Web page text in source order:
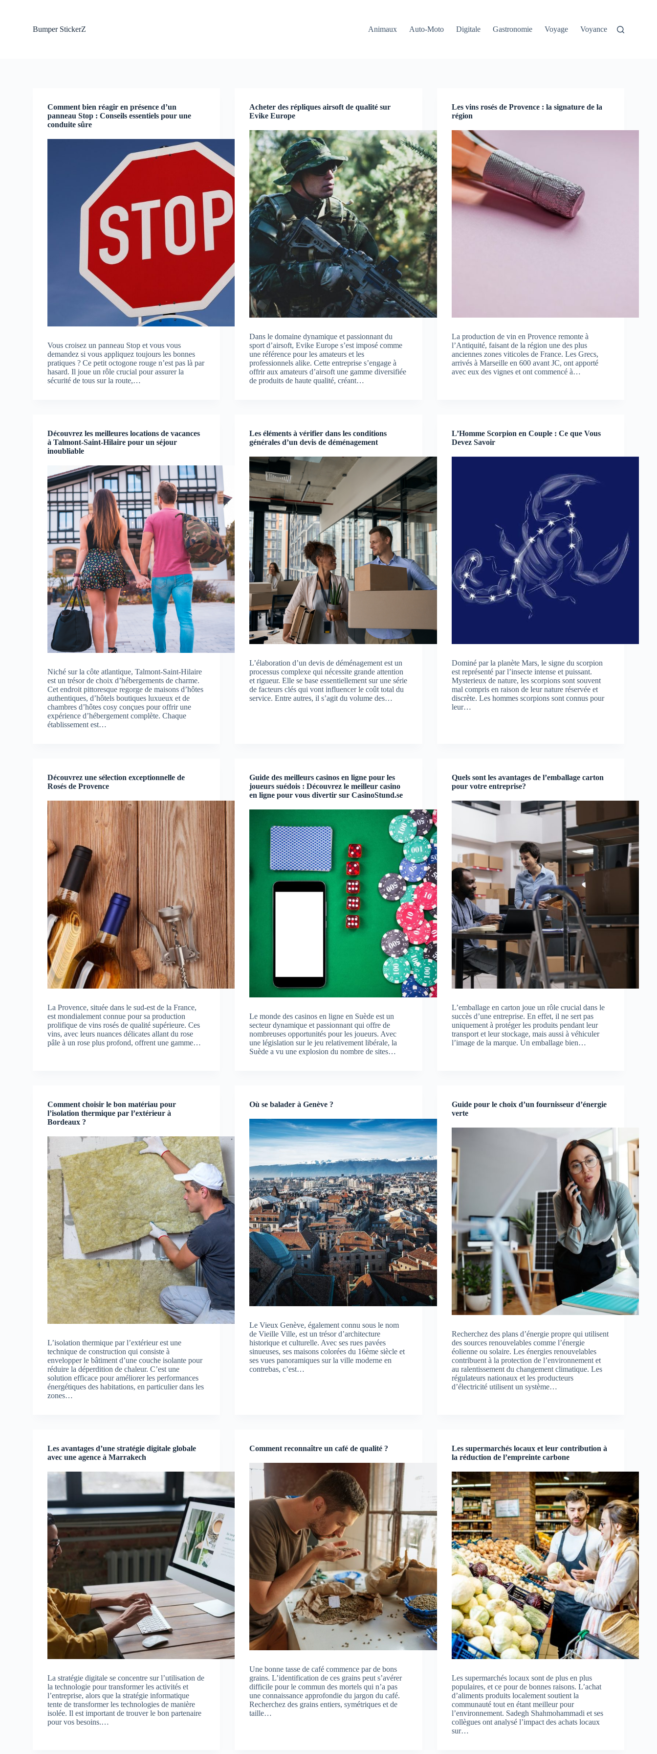
Bumper StickerZ Animaux Auto-Moto Digitale Gastronomie Voyage Voyance
Comment bien réagir en présence d’un
panneau Stop : Conseils essentiels pour une
conduite sûre
Vous croisez un panneau Stop et vous vous
demandez si vous appliquez toujours les bonnes
pratiques ? Ce petit octogone rouge n’est pas là par
hasard. Il joue un rôle crucial pour assurer la
sécurité de tous sur la route,…
Acheter des répliques airsoft de qualité sur
Evike Europe
Dans le domaine dynamique et passionnant du
sport d’airsoft, Evike Europe s’est imposé comme
une référence pour les amateurs et les
professionnels alike. Cette entreprise s’engage à
offrir aux amateurs d’airsoft une gamme diversifiée
de produits de haute qualité, créant…
Les vins rosés de Provence : la signature de la
région
La production de vin en Provence remonte à
l’Antiquité, faisant de la région une des plus
anciennes zones viticoles de France. Les Grecs,
arrivés à Marseille en 600 avant JC, ont apporté
avec eux des vignes et ont commencé à…
Découvrez les meilleures locations de vacances
à Talmont-Saint-Hilaire pour un séjour
inoubliable
Niché sur la côte atlantique, Talmont-Saint-Hilaire
est un trésor de choix d’hébergements de charme.
Cet endroit pittoresque regorge de maisons d’hôtes
authentiques, d’hôtels boutiques luxueux et de
chambres d’hôtes cosy conçues pour offrir une
expérience d’hébergement complète. Chaque
établissement est…
Les éléments à vérifier dans les conditions
générales d’un devis de déménagement
L’élaboration d’un devis de déménagement est un
processus complexe qui nécessite grande attention
et rigueur. Elle se base essentiellement sur une série
de facteurs clés qui vont influencer le coût total du
service. Entre autres, il s’agit du volume des…
L’Homme Scorpion en Couple : Ce que Vous
Devez Savoir
Dominé par la planète Mars, le signe du scorpion
est représenté par l’insecte intense et puissant.
Mysterieux de nature, les scorpions sont souvent
mal compris en raison de leur nature réservée et
discrète. Les hommes scorpions sont connus pour
leur…
Découvrez une sélection exceptionnelle de
Rosés de Provence
La Provence, située dans le sud-est de la France,
est mondialement connue pour sa production
prolifique de vins rosés de qualité supérieure. Ces
vins, avec leurs nuances délicates allant du rose
pâle à un rose plus profond, offrent une gamme…
Guide des meilleurs casinos en ligne pour les
joueurs suédois : Découvrez le meilleur casino
en ligne pour vous divertir sur CasinoStund.se
Le monde des casinos en ligne en Suède est un
secteur dynamique et passionnant qui offre de
nombreuses opportunités pour les joueurs. Avec
une législation sur le jeu relativement libérale, la
Suède a vu une explosion du nombre de sites…
Quels sont les avantages de l’emballage carton
pour votre entreprise?
L’emballage en carton joue un rôle crucial dans le
succès d’une entreprise. En effet, il ne sert pas
uniquement à protéger les produits pendant leur
transport et leur stockage, mais aussi à véhiculer
l’image de la marque. Un emballage bien…
Comment choisir le bon matériau pour
l’isolation thermique par l’extérieur à
Bordeaux ?
L’isolation thermique par l’extérieur est une
technique de construction qui consiste à
envelopper le bâtiment d’une couche isolante pour
réduire la déperdition de chaleur. C’est une
solution efficace pour améliorer les performances
énergétiques des habitations, en particulier dans les
zones…
Où se balader à Genève ?
Le Vieux Genève, également connu sous le nom
de Vieille Ville, est un trésor d’architecture
historique et culturelle. Avec ses rues pavées
sinueuses, ses maisons colorées du 16ème siècle et
ses vues panoramiques sur la ville moderne en
contrebas, c’est…
Guide pour le choix d’un fournisseur d’énergie
verte
Recherchez des plans d’énergie propre qui utilisent
des sources renouvelables comme l’énergie
éolienne ou solaire. Les énergies renouvelables
contribuent à la protection de l’environnement et
au ralentissement du changement climatique. Les
régulateurs nationaux et les producteurs
d’électricité utilisent un système…
Les avantages d’une stratégie digitale globale
avec une agence à Marrakech
La stratégie digitale se concentre sur l’utilisation de
la technologie pour transformer les activités et
l’entreprise, alors que la stratégie informatique
tente de transformer les technologies de manière
isolée. Il est important de trouver le bon partenaire
pour vos besoins.…
Comment reconnaître un café de qualité ?
Une bonne tasse de café commence par de bons
grains. L’identification de ces grains peut s’avérer
difficile pour le commun des mortels qui n’a pas
une connaissance approfondie du jargon du café.
Recherchez des grains entiers, symétriques et de
taille…
Les supermarchés locaux et leur contribution à
la réduction de l’empreinte carbone
Les supermarchés locaux sont de plus en plus
populaires, et ce pour de bonnes raisons. L’achat
d’aliments produits localement soutient la
communauté tout en étant meilleur pour
l’environnement. Sadegh Shahmohammadi et ses
collègues ont analysé l’impact des achats locaux
sur…